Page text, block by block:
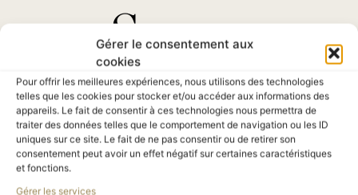
Gérer le consentement aux
cookies
Pour offrir les meilleures expériences, nous utilisons des technologies
telles que les cookies pour stocker et/ou accéder aux informations des
appareils. Le fait de consentir à ces technologies nous permettra de
traiter des données telles que le comportement de navigation ou les ID
uniques sur ce site. Le fait de ne pas consentir ou de retirer son
consentement peut avoir un effet négatif sur certaines caractéristiques
et fonctions.
Gérer les services
Société des Amis